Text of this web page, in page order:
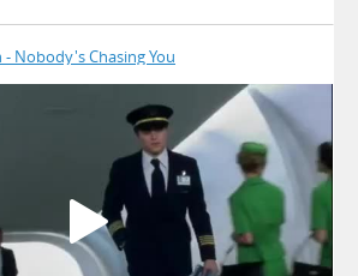
- Nobody's Chasing You